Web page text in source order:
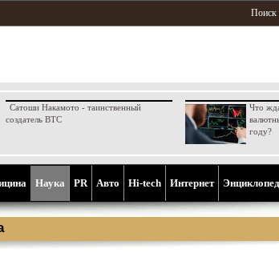
Поиск
Сатоши Накамото - таинственный
создатель BTC
Что
году?
Наука PR Aвто Hi-tech Интернет